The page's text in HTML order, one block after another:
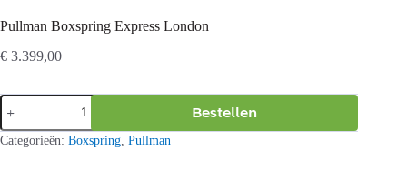
Pullman Boxspring Express London
€ 3.399,00
Pullman
Boxspring
Express
London
Bestellen
Categorieën: Boxspring Pullman